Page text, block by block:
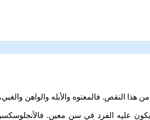
من هذا النقص. فالمعتوه والأبله والواهن والغبي،
يكون عليه الفرد في سن معين.